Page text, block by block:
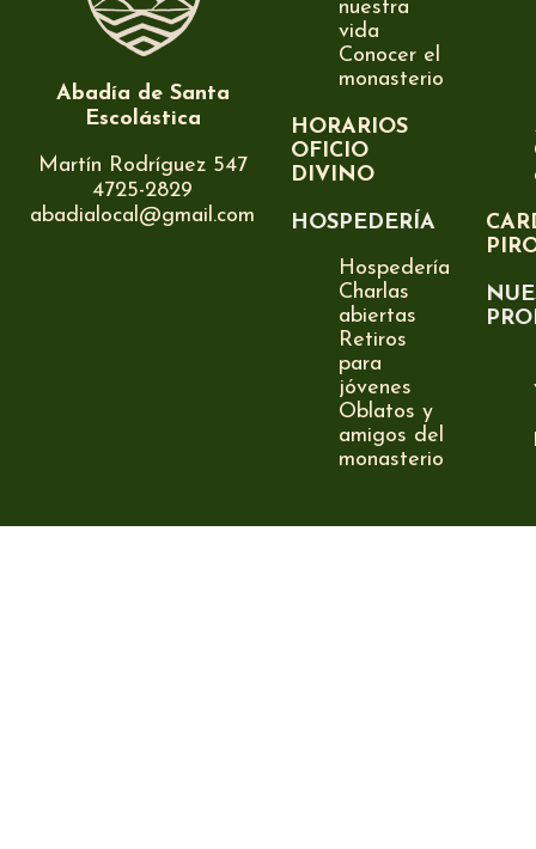
Abadía de Santa
Escolástica
Martín Rodríguez 547
4725-2829
abadialocal@gmail.com
nuestra
vida
Conocer el
monasterio
HORARIOS
OFICIO
DIVINO
HOSPEDERÍA
Hospedería
Charlas
abiertas
Retiros
para
jóvenes
Oblatos y
amigos del
monasterio